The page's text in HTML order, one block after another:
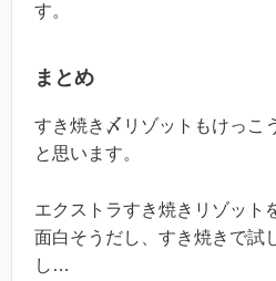
す。
まとめ
すき焼き〆リゾットもけっこ
と思います。
エクストラすき焼きリゾット
面白そうだし、すき焼きで試
し…